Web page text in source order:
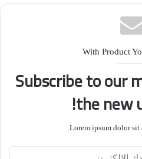
With Product
Subscribe to our
the new
Lorem ipsum dolor sit